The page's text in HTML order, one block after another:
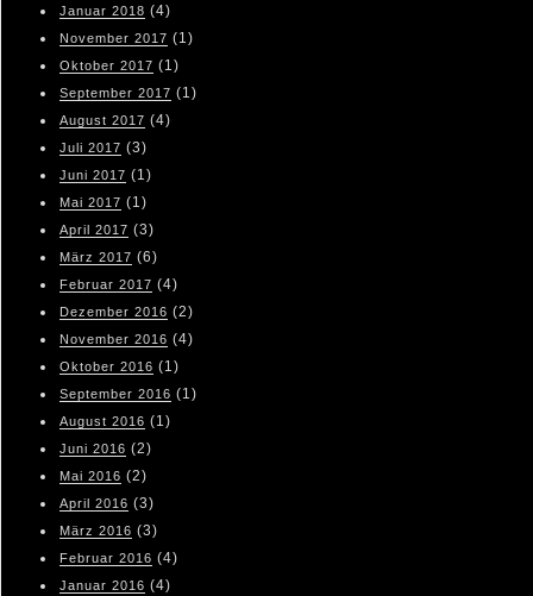
Januar 2018 (4)
November 2017 (1)
Oktober 2017 (1)
September 2017 (1)
August 2017 (4)
Juli 2017 (3)
Juni 2017 (1)
Mai 2017 (1)
April 2017 (3)
März 2017 (6)
Februar 2017 (4)
Dezember 2016 (2)
November 2016 (4)
Oktober 2016 (1)
September 2016 (1)
August 2016 (1)
Juni 2016 (2)
Mai 2016 (2)
April 2016 (3)
März 2016 (3)
Februar 2016 (4)
Januar 2016 (4)